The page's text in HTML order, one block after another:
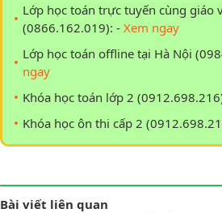
Lớp học toán trực tuyến cùng giáo
(0866.162.019): - Xem ngay
Lớp học toán offline tại Hà Nội
ngay
Khóa học toán lớp 2
Khóa học ôn thi cấp 2
Bài viết liên quan